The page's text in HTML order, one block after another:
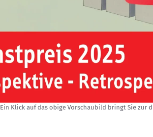
Ein Klick auf das obige Vorschaubild bringt Sie zur